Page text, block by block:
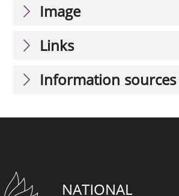
Image
Links
Information sources